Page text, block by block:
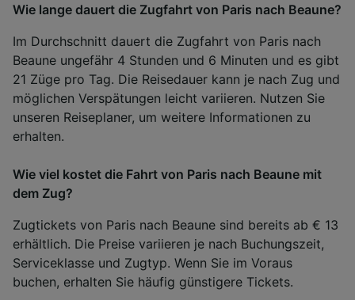
Wie lange dauert die Zugfahrt von Paris nach Beaune?
Im Durchschnitt dauert die Zugfahrt von Paris nach
Beaune ungefähr 4 Stunden und 6 Minuten und es gibt
21 Züge pro Tag. Die Reisedauer kann je nach Zug und
möglichen Verspätungen leicht variieren. Nutzen Sie
unseren Reiseplaner, um weitere Informationen zu
erhalten.
Wie viel kostet die Fahrt von Paris nach Beaune mit
dem Zug?
Zugtickets von Paris nach Beaune sind bereits ab € 13
erhältlich. Die Preise variieren je nach Buchungszeit,
Serviceklasse und Zugtyp. Wenn Sie im Voraus
buchen, erhalten Sie häufig günstigere Tickets.